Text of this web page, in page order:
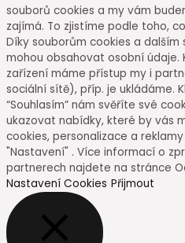
souborů cookies a my vám
zajímá. To zjistíme podle toho,
Díky souborům cookies a
mohou obsahovat osobní údaje.
zařízení máme přístup my i
sociální sítě), příp. je ukládáme.
“Souhlasím” nám svěříte své
ukazovat nabídky, které by vás
cookies, personalizace a
"Nastavení" . Více informací o
partnerech najdete na stránce
Nastavení Cookies Přijmout